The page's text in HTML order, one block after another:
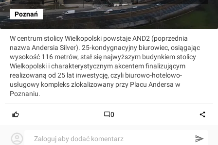
Poznań
W centrum stolicy Wielkopolski powstaje AND2 (poprzednia
nazwa Andersia Silver). 25-kondygnacyjny biurowiec, osiągając
wysokość 116 metrów, stał się najwyższym budynkiem stolicy
Wielkopolski i charakterystycznym akcentem finalizującym
realizowaną od 25 lat inwestycję, czyli biurowo-hotelowo-
usługowy kompleks zlokalizowany przy Placu Andersa w
Poznaniu.
0
Zaloguj aby dodać komentarz